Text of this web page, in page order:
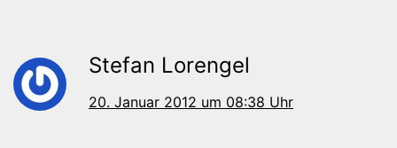
Stefan Lorengel
20. Januar 2012 um 08:38 Uhr